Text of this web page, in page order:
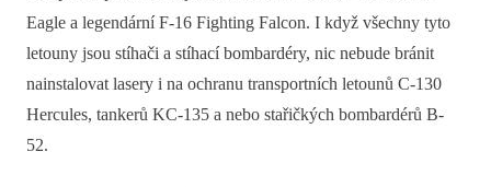
Eagle a legendární F-16 Fighting Falcon. I když všechny tyto
letouny jsou stíhači a stíhací bombardéry, nic nebude bránit
nainstalovat lasery i na ochranu transportních letounů C-130
Hercules, tankerů KC-135 a nebo stařičkých bombardérů B-
52.